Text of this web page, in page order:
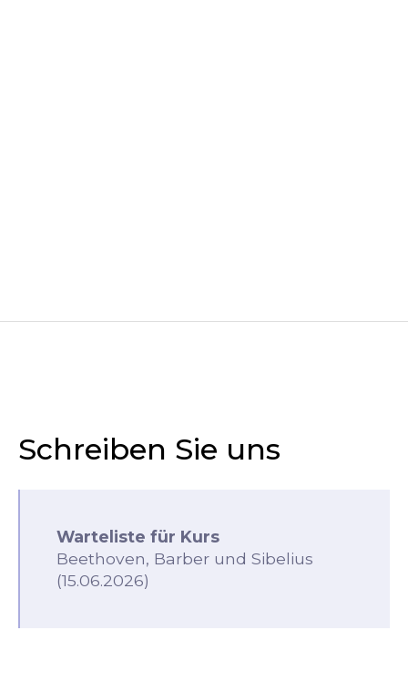
Schreiben Sie uns
Warteliste für Kurs
Beethoven, Barber und Sibelius
(15.06.2026)